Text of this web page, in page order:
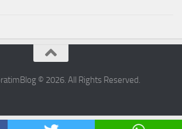
© 2026. All Rights Reserved.